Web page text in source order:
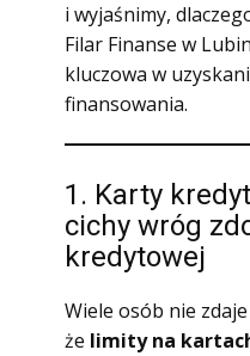
i wyjaśnimy,
Filar Finanse w
kluczowa w
finansowania.
1. Karty
cichy wróg
kredytowej
Wiele osób nie
że limity na